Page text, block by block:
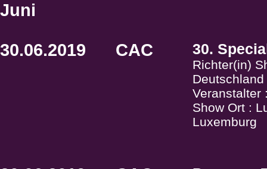
Juni
30.06.2019 CAC 30.
Richter(in)
Deutschland
Veranstalter
Show Ort :
Luxemburg